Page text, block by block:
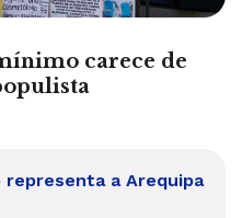
carece de
representa a Arequipa